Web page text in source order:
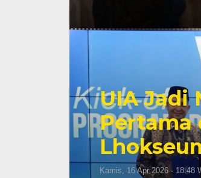
UIA Jadi
Pertama
Kamis, 16 Apr 2026 - 18:48